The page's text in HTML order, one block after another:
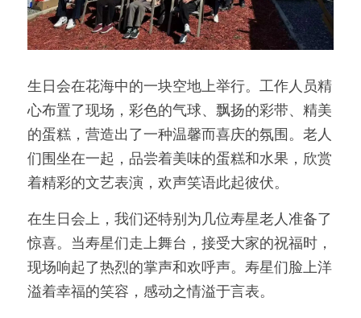
生日会在花海中的一块空地上举行。工作人员精
心布置了现场，彩色的气球、飘扬的彩带、精美
的蛋糕，营造出了一种温馨而喜庆的氛围。老人
们围坐在一起，品尝着美味的蛋糕和水果，欣赏
着精彩的文艺表演，欢声笑语此起彼伏。
在生日会上，我们还特别为几位寿星老人准备了
惊喜。当寿星们走上舞台，接受大家的祝福时，
现场响起了热烈的掌声和欢呼声。寿星们脸上洋
溢着幸福的笑容，感动之情溢于言表。